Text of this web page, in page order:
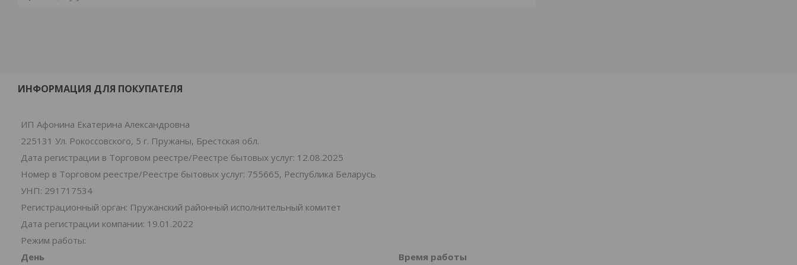
ИНФОРМАЦИЯ ДЛЯ ПОКУПАТЕЛЯ
ИП Афонина Екатерина Александровна
225131 Ул. Рокоссовского, 5 г. Пружаны, Брестская обл.
Дата регистрации в Торговом реестре/Реестре бытовых услуг: 12.08.2025
Номер в Торговом реестре/Реестре бытовых услуг: 755665, Республика Беларусь
УНП: 291717534
Регистрационный орган: Пружанский районный исполнительный комитет
Дата регистрации компании: 19.01.2022
Режим работы:
День
Время работы